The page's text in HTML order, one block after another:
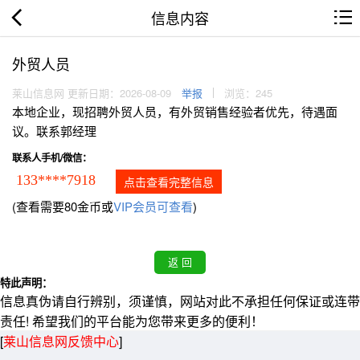
信息内容
外贸人员
莱山信息网 更新日期：2026-08-09 举报 浏览：245
本地企业，现招聘外贸人员，有外贸销售经验者优先，待遇面
议。联系郭经理
联系人手机/微信：
133****7918 点击查看完整信息
(查看需要80金币或VIP会员可查看)
特此声明：
信息真伪请自行辨别，须谨慎，网站对此不承担任何保证或连带
责任! 希望我们的平台能为您带来更多的便利！
[莱山信息网反馈中心]